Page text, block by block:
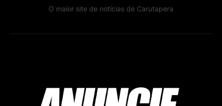
O maior site de notícias de Carutapera